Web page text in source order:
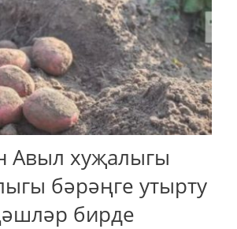
Авыл хуҗалыгы
бәрәңге утырту
бирде